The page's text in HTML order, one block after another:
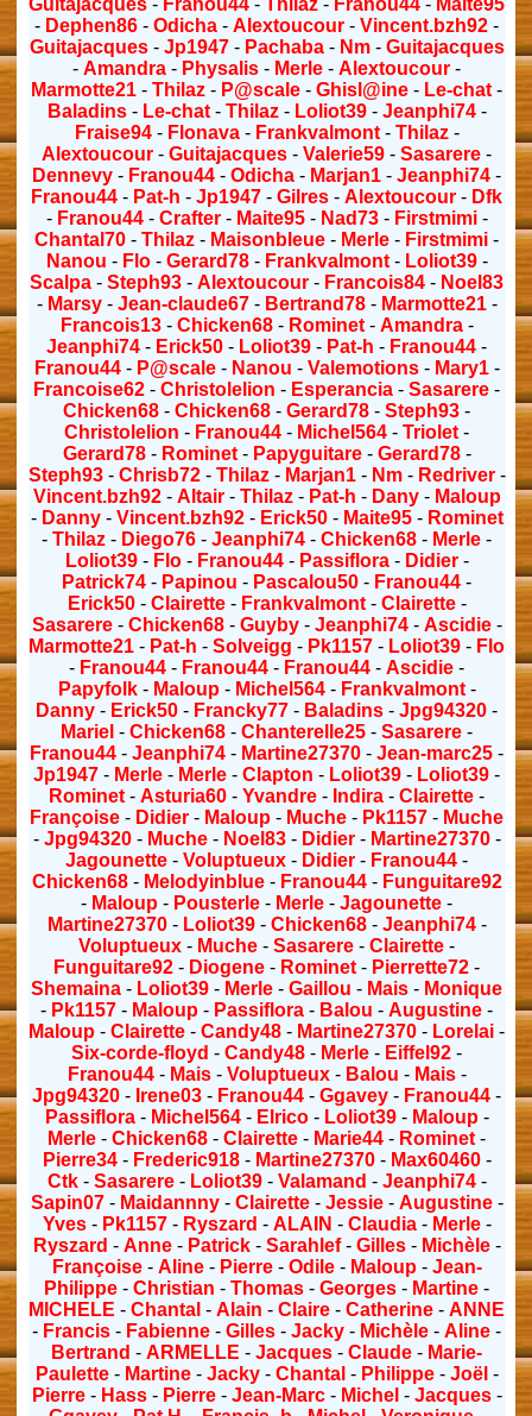
Guitajacques - Franou44 -Thilaz - Franou44 - Maite95
- Dephen86 -Odicha -Alextoucour -Vincent.bzh92 -
Guitajacques- Jp1947- Pachaba- Nm- Guitajacques
-Amandra - Physalis - Merle -Alextoucour -
Marmotte21 -Thilaz - P@scale -Ghisl@ine - Le-chat -
Baladins- Le-chat- Thilaz- Loliot39- Jeanphi74-
Fraise94- Flonava- Frankvalmont- Thilaz-
Alextoucour -Guitajacques -Valerie59 -Sasarere -
Dennevy - Franou44 -Odicha - Marjan1 -Jeanphi74 -
Franou44 - Pat-h -Jp1947 -Gilres -Alextoucour - Dfk
- Franou44- Crafter- Maite95- Nad73- Firstmimi-
Chantal70 -Thilaz - Maisonbleue - Merle - Firstmimi -
Nanou - Flo- Gerard78- Frankvalmont- Loliot39-
Scalpa -Steph93 -Alextoucour - Francois84 - Noel83
- Marsy- Jean-claude67- Bertrand78- Marmotte21-
Francois13- Chicken68- Rominet- Amandra-
Jeanphi74 - Erick50 - Loliot39 - Pat-h - Franou44 -
Franou44- P@scale- Nanou - Valemotions- Mary1-
Francoise62 -Christolelion - Esperancia -Sasarere -
Chicken68 -Chicken68 -Gerard78 -Steph93 -
Christolelion - Franou44 - Michel564 -Triolet -
Gerard78- Rominet- Papyguitare- Gerard78-
Steph93- Chrisb72- Thilaz- Marjan1- Nm- Redriver-
Vincent.bzh92- Altair- Thilaz- Pat-h - Dany- Maloup
- Danny- Vincent.bzh92- Erick50- Maite95- Rominet
-Thilaz - Diego76 -Jeanphi74 -Chicken68 - Merle -
Loliot39- Flo- Franou44- Passiflora- Didier-
Patrick74 - Papinou - Pascalou50 - Franou44 -
Erick50- Clairette- Frankvalmont- Clairette-
Sasarere- Chicken68- Guyby- Jeanphi74- Ascidie-
Marmotte21 - Pat-h -Solveigg - Pk1157 - Loliot39 - Flo
- Franou44 - Franou44 - Franou44 -Ascidie -
Papyfolk- Maloup- Michel564- Frankvalmont-
Danny - Erick50 - Francky77 - Baladins -Jpg94320 -
Mariel -Chicken68 -Chanterelle25 -Sasarere -
Franou44 -Jeanphi74 - Martine27370 -Jean-marc25 -
Jp1947 - Merle - Merle -Clapton - Loliot39 - Loliot39 -
Rominet -Asturia60 -Yvandre - Indira -Clairette -
Françoise - Didier - Maloup - Muche - Pk1157 - Muche
- Jpg94320- Muche- Noel83- Didier- Martine27370-
Jagounette -Voluptueux - Didier - Franou44 -
Chicken68- Melodyinblue- Franou44- Funguitare92
- Maloup - Pousterle - Merle -Jagounette -
Martine27370- Loliot39- Chicken68- Jeanphi74-
Voluptueux - Muche -Sasarere -Clairette -
Funguitare92 - Diogene - Rominet - Pierrette72 -
Shemaina - Loliot39 - Merle -Gaillou - Mais - Monique
- Pk1157 - Maloup - Passiflora - Balou -Augustine -
Maloup -Clairette -Candy48 - Martine27370 - Lorelai -
Six-corde-floyd -Candy48 - Merle - Eiffel92 -
Franou44- Mais- Voluptueux- Balou - Mais-
Jpg94320 - Irene03 - Franou44 -Ggavey - Franou44 -
Passiflora- Michel564- Elrico- Loliot39- Maloup-
Merle -Chicken68 -Clairette - Marie44 - Rominet -
Pierre34- Frederic918- Martine27370- Max60460-
Ctk- Sasarere- Loliot39- Valamand - Jeanphi74-
Sapin07- Maidannny- Clairette- Jessie- Augustine-
Yves- Pk1157- Ryszard - ALAIN - Claudia- Merle-
Ryszard - Anne- Patrick- Sarahlef- Gilles- Michèle-
Françoise- Aline- Pierre- Odile- Maloup- Jean-
Philippe -Christian -Thomas -Georges - Martine -
MICHELE -Chantal -Alain -Claire -Catherine -ANNE
- Francis - Fabienne -Gilles -Jacky - Michèle -Aline -
Bertrand -ARMELLE -Jacques -Claude - Marie-
Paulette- Martine- Jacky- Chantal - Philippe- Joël -
Pierre- Hass- Pierre- Jean-Marc- Michel - Jacques-